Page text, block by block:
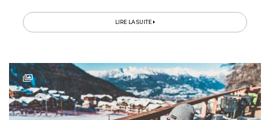
dévaler...
LIRE LA SUITE